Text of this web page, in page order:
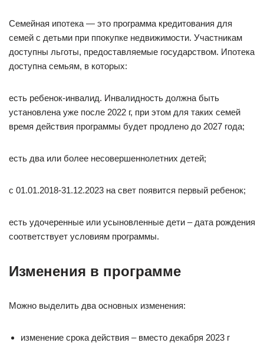
Семейная ипотека — это программа кредитования для
семей с детьми при ппокупке недвижимости. Участникам
доступны льготы, предоставляемые государством. Ипотека
доступна семьям, в которых:
есть ребенок-инвалид. Инвалидность должна быть
установлена уже после 2022 г, при этом для таких семей
время действия программы будет продлено до 2027 года;
есть два или более несовершеннолетних детей;
с 01.01.2018-31.12.2023 на свет появится первый ребенок;
есть удочеренные или усыновленные дети – дата рождения
соответствует условиям программы.
Изменения в программе
Можно выделить два основных изменения:
изменение срока действия – вместо декабря 2023 г